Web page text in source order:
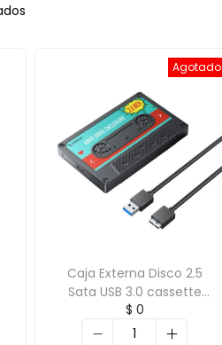
Agotado
Caja Externa Disco 2.5
Sata USB 3.0 cassette
Negro ORICO-2580U3
$ 0